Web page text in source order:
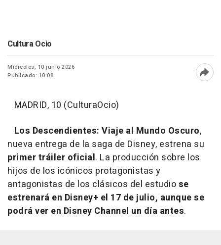
Cultura Ocio
Miércoles, 10 junio 2026
Publicado: 10:08
MADRID, 10 (CulturaOcio)
Los Descendientes: Viaje al Mundo Oscuro,
nueva entrega de la saga de Disney, estrena su
primer tráiler oficial. La producción sobre los
hijos de los icónicos protagonistas y
antagonistas de los clásicos del estudiose
estrenará en Disney+ el 17 de julio, aunque se
podrá ver en Disney Channel un día antes.